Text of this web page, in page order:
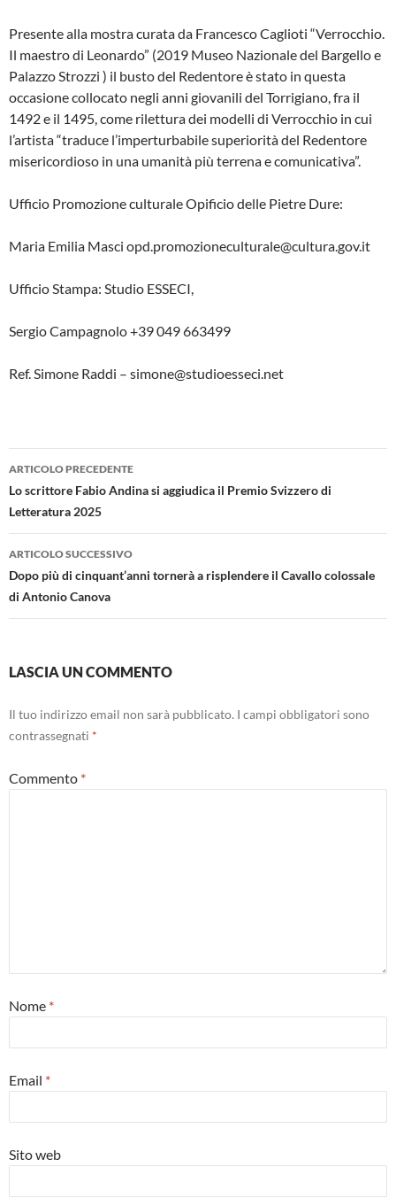
Presente alla mostra curata da Francesco Caglioti “Verrocchio.
Il maestro di Leonardo” (2019 Museo Nazionale del Bargello e
Palazzo Strozzi ) il busto del Redentore è stato in questa
occasione collocato negli anni giovanili del Torrigiano, fra il
1492 e il 1495, come rilettura dei modelli di Verrocchio in cui
l’artista “traduce l’imperturbabile superiorità del Redentore
misericordioso in una umanità più terrena e comunicativa”.
Ufficio Promozione culturale Opificio delle Pietre Dure:
Maria Emilia Masci opd.promozioneculturale@cultura.gov.it
Ufficio Stampa: Studio ESSECI,
Sergio Campagnolo +39 049 663499
Ref. Simone Raddi – simone@studioesseci.net
Navigazione
articolo
ARTICOLO PRECEDENTE
Lo scrittore Fabio Andina si aggiudica il Premio Svizzero di
Letteratura 2025
ARTICOLO SUCCESSIVO
Dopo più di cinquant’anni tornerà a risplendere il Cavallo colossale
di Antonio Canova
LASCIA UN COMMENTO
Il tuo indirizzo email non sarà pubblicato. I campi obbligatori sono
contrassegnati *
Commento *
Nome *
Email *
Sito web